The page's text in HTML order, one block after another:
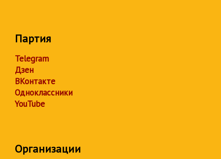
Партия
Telegram
Дзен
ВКонтакте
Одноклассники
YouTube
Организации